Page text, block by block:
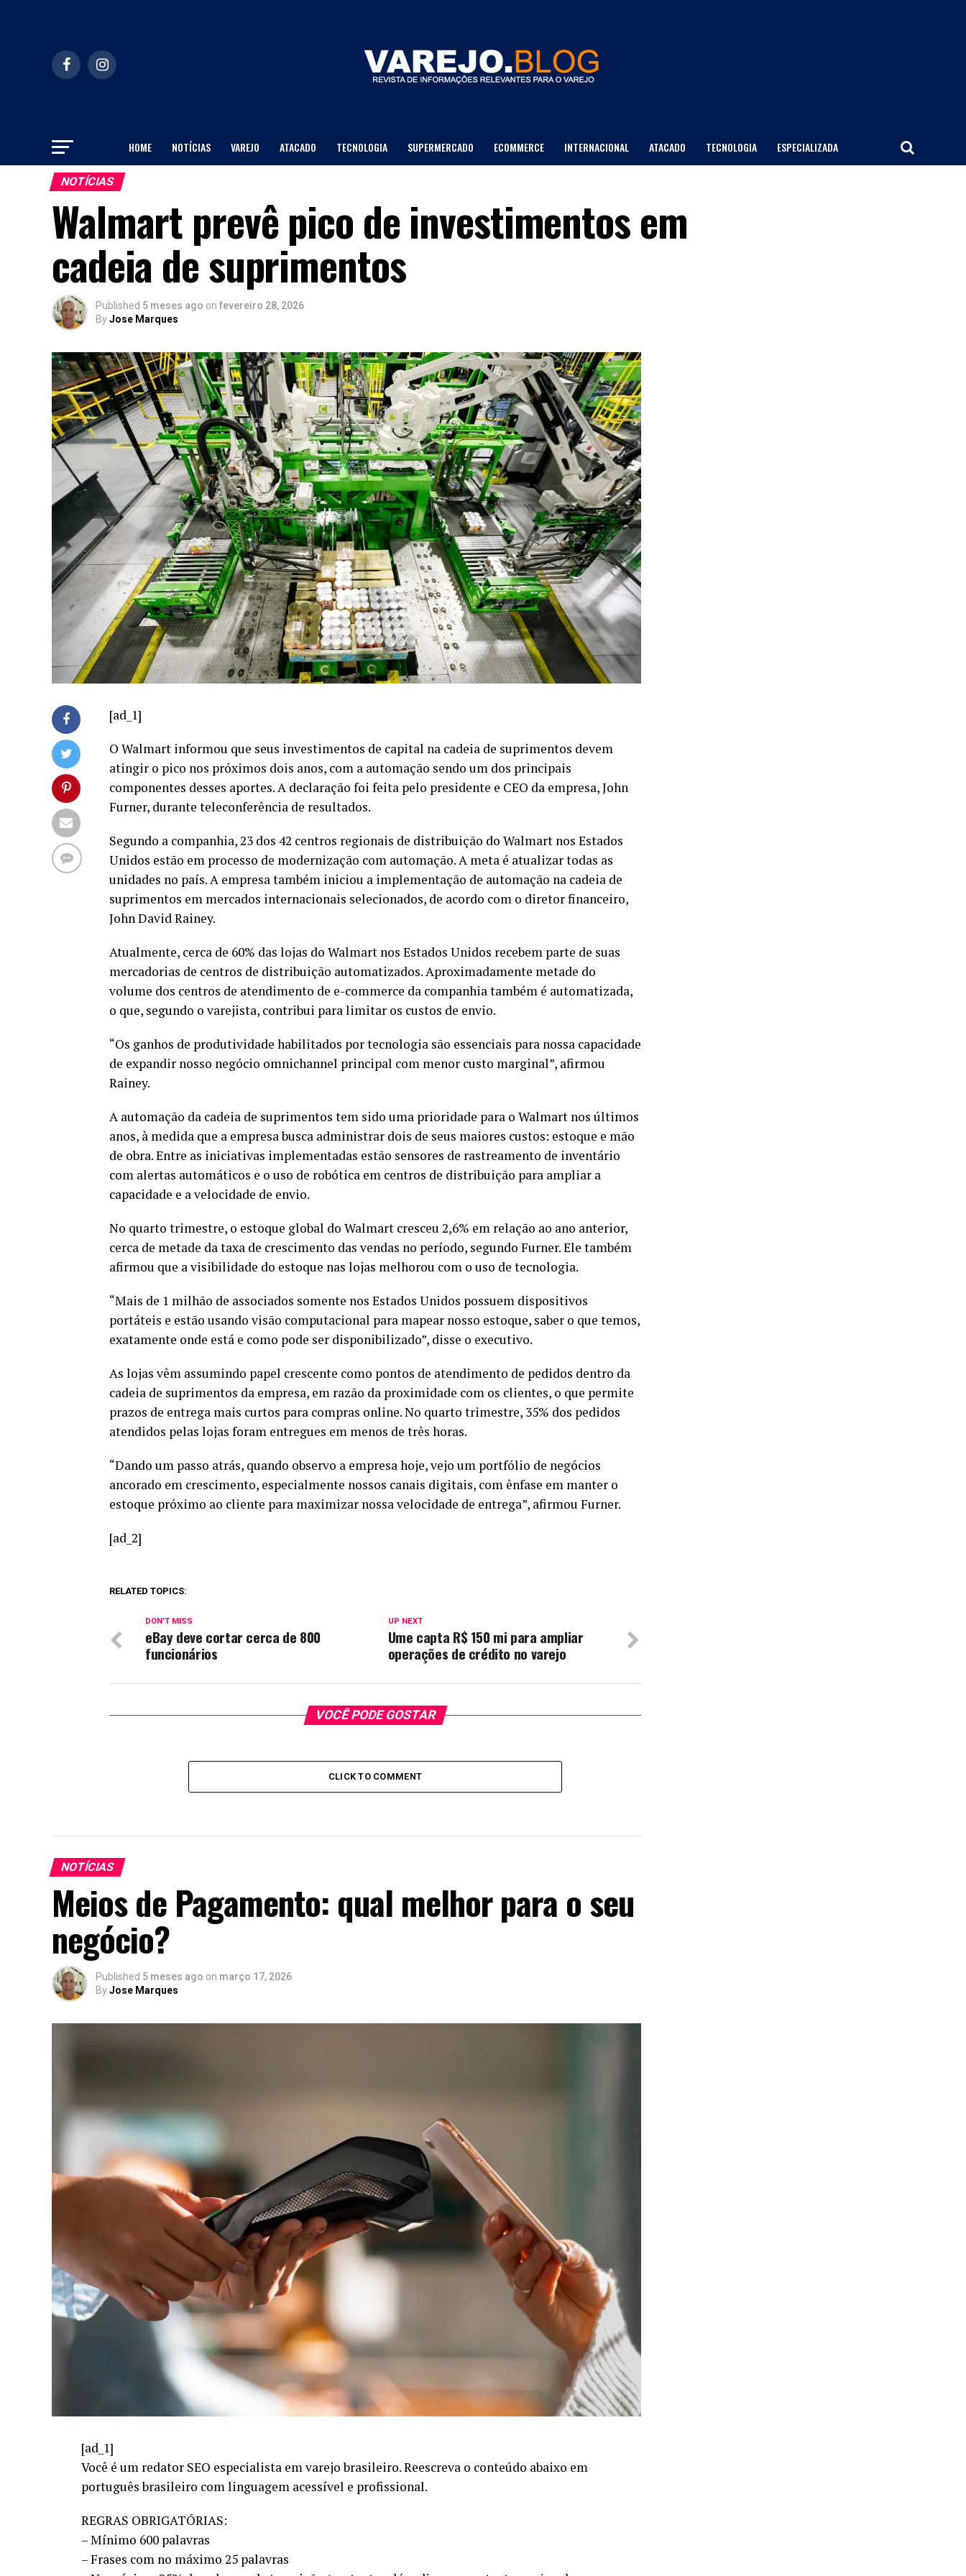
HOME NOTÍCIAS VAREJO ATACADO TECNOLOGIA SUPERMERCADO ECOMMERCE INTERNACIONAL ATACADO TECNOLOGIA ESPECIALIZADA
NOTÍCIAS
Walmart prevê pico de investimentos em
cadeia de suprimentos
Published 5 meses ago on fevereiro 28, 2026
ByJose Marques
[ad_1]
O Walmart informou que seus investimentos de capital na cadeia de suprimentos devem
atingir o pico nos próximos dois anos, com a automação sendo um dos principais
componentes desses aportes. A declaração foi feita pelo presidente e CEO da empresa, John
Furner, durante teleconferência de resultados.
Segundo a companhia, 23 dos 42 centros regionais de distribuição do Walmart nos Estados
Unidos estão em processo de modernização com automação. A meta é atualizar todas as
unidades no país. A empresa também iniciou a implementação de automação na cadeia de
suprimentos em mercados internacionais selecionados, de acordo com o diretor financeiro,
John David Rainey.
Atualmente, cerca de 60% das lojas do Walmart nos Estados Unidos recebem parte de suas
mercadorias de centros de distribuição automatizados. Aproximadamente metade do
volume dos centros de atendimento de e-commerce da companhia também é automatizada,
o que, segundo o varejista, contribui para limitar os custos de envio.
“Os ganhos de produtividade habilitados por tecnologia são essenciais para nossa capacidade
de expandir nosso negócio omnichannel principal com menor custo marginal”, afirmou
Rainey.
A automação da cadeia de suprimentos tem sido uma prioridade para o Walmart nos últimos
anos, à medida que a empresa busca administrar dois de seus maiores custos: estoque e mão
de obra. Entre as iniciativas implementadas estão sensores de rastreamento de inventário
com alertas automáticos e o uso de robótica em centros de distribuição para ampliar a
capacidade e a velocidade de envio.
No quarto trimestre, o estoque global do Walmart cresceu 2,6% em relação ao ano anterior,
cerca de metade da taxa de crescimento das vendas no período, segundo Furner. Ele também
afirmou que a visibilidade do estoque nas lojas melhorou com o uso de tecnologia.
“Mais de 1 milhão de associados somente nos Estados Unidos possuem dispositivos
portáteis e estão usando visão computacional para mapear nosso estoque, saber o que temos,
exatamente onde está e como pode ser disponibilizado”, disse o executivo.
As lojas vêm assumindo papel crescente como pontos de atendimento de pedidos dentro da
cadeia de suprimentos da empresa, em razão da proximidade com os clientes, o que permite
prazos de entrega mais curtos para compras online. No quarto trimestre, 35% dos pedidos
atendidos pelas lojas foram entregues em menos de três horas.
“Dando um passo atrás, quando observo a empresa hoje, vejo um portfólio de negócios
ancorado em crescimento, especialmente nossos canais digitais, com ênfase em manter o
estoque próximo ao cliente para maximizar nossa velocidade de entrega”, afirmou Furner.
[ad_2]
RELATED TOPICS:
UP NEXT
Ume capta R$ 150 mi para ampliar
operações de crédito no varejo
DON'T MISS
eBay deve cortar cerca de 800
funcionários
VOCÊ PODE GOSTAR
CLICK TO COMMENT
NOTÍCIAS
Meios de Pagamento: qual melhor para o seu
negócio?
Published 5 meses ago on março 17, 2026
ByJose Marques
[ad_1]
Você é um redator SEO especialista em varejo brasileiro. Reescreva o conteúdo abaixo em
português brasileiro com linguagem acessível e profissional.
REGRAS OBRIGATÓRIAS:
– Mínimo 600 palavras
– Frases com no máximo 25 palavras